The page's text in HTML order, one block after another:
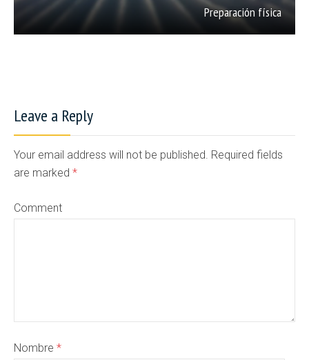
Preparación física
Leave a Reply
Your email address will not be published. Required fields
are marked *
Comment
Nombre *